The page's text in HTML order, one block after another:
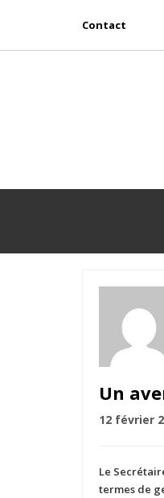
Contact
Un
12 février
Le
termes de